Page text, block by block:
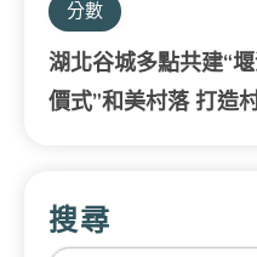
分數
湖北谷城多點共建“
價式”和美村落 打造
搜尋